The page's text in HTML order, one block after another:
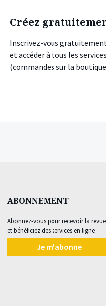
Créez
Inscrivez-vous
et accéder à tous les
(commandes sur la
ABONNEMENT
Abonnez-vous pour recevoir la revue
et bénéficiez des services en ligne
Je m'abonne